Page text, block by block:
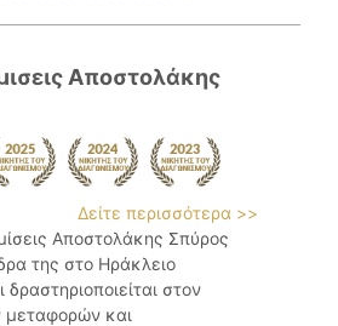
Αποστολάκης
Δείτε περισσότερα >>
Αποστολάκης Σπύρος
της στο Ηράκλειο
δραστηριοποιείται στον
μεταφορών και